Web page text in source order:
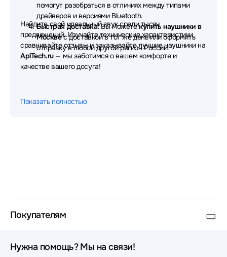
Наушники Aula Наушники Nuroum
Наушники Thermaltake Наушники TWS
Наушники AVTech Наушники Ritmix
Наушники Microlab
Наушники Beats Наушники HIDIZS
помогут разобраться в отличиях между типами
драйверов и версиями Bluetooth.
Быстрая доставка:Вы можетекупить наушники в
Москвес доставкой в тот же день или оформить
отправку в любой другой регион России.
Найдите свой идеальный звук среди тысяч
предложений. Изучайте технические характеристики,
сравнивайте отзывы и заказывайте лучшие наушники на
AplTech.ru— мы заботимся о вашем комфорте и
качестве вашего досуга!
Показать полностью
Покупателям
Нужна помощь? Мы на связи!